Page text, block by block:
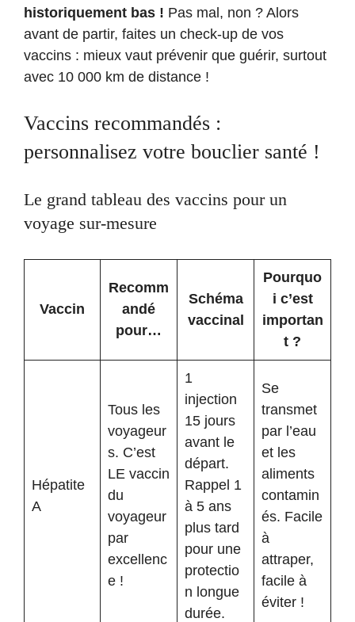
historiquement bas ! Pas mal, non ? Alors
avant de partir, faites un check-up de vos
vaccins : mieux vaut prévenir que guérir, surtout
avec 10 000 km de distance !
Vaccins recommandés :
personnalisez votre bouclier santé !
Le grand tableau des vaccins pour un
voyage sur-mesure
Vaccin
Recomm
andé
pour…
Schéma
vaccinal
Pourquo
i c’est
importan
t ?
Hépatite
A
Tous les
voyageur
s. C’est
LE vaccin
du
voyageur
par
excellenc
e !
1
injection
15 jours
avant le
départ.
Rappel 1
à 5 ans
plus tard
pour une
protectio
n longue
durée.
Se
transmet
par l’eau
et les
aliments
contamin
és. Facile
à
attraper,
facile à
éviter !